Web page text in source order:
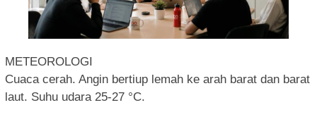
METEOROLOGI
Cuaca cerah. Angin bertiup lemah ke arah barat dan barat
laut. Suhu udara 25-27 °C.